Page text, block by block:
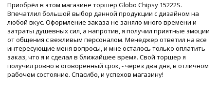
Приобрёл в этом магазине торшер Globo Chipsy 15222S.
Впечатлил большой выбор данной продукции с дизайном на
любой вкус. Оформление заказа не заняло много времени и
затраты душевных сил, а напротив, я получил приятные эмоции
от общения с вежливым персоналом. Менеджер ответил на все
интересующие меня вопросы, и мне осталось только оплатить
заказ, что я и сделал в ближайшее время. Свой торшер я
получил ровно в оговоренный срок, - через два дня, в отличном
рабочем состояние. Спасибо, и успехов магазину!